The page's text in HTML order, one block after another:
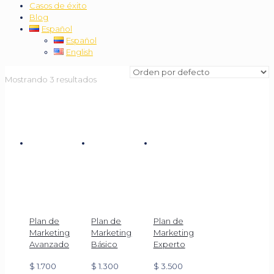
Casos de éxito
Blog
Español
Español
English
Mostrando 3 resultados
Plan de
Marketing
Avanzado
$ 1.700
Plan de
Marketing
Básico
$ 1.300
Plan de
Marketing
Experto
$ 3.500